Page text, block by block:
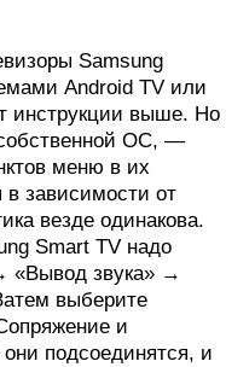
Samsung
Android TV или
инструкции выше. Но
ОС, —
меню в их
зависимости от
везде одинакова.
Smart TV надо
«Вывод звука» →
выберите
и
подсоединятся, и